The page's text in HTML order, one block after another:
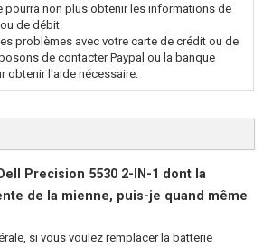
pourra non plus obtenir les informations de
de débit.
problèmes avec votre carte de crédit ou de
de contacter Paypal ou la banque
obtenir l'aide nécessaire.
Precision 5530 2-IN-1 dont la
de la mienne, puis-je quand même
si vous voulez remplacer la batterie